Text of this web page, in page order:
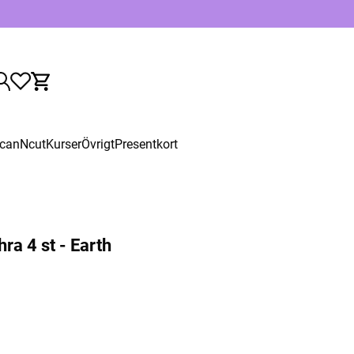
KurserÖvrigtPresentkort
4 st - Earth